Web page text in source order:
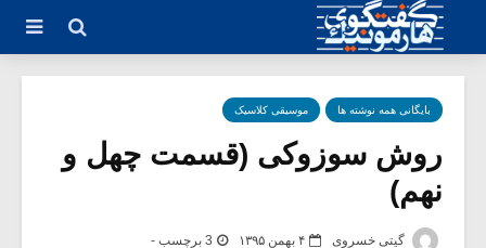
بایگانی همه نوشته ها موسیقی کلاسیک
روش سوزوکی (قسمت چهل و
نهم)
گیتی خسروی ۴ بهمن ۱۳۹۵ 3 برچسب -